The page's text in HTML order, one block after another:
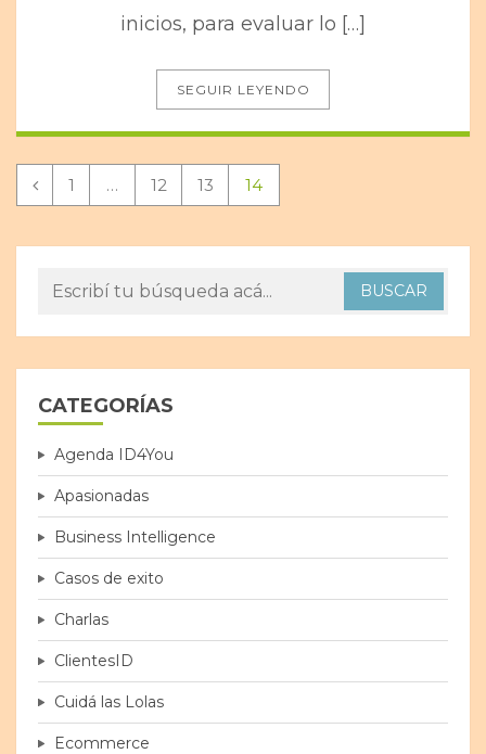
inicios, para evaluar lo […]
SEGUIR LEYENDO
1 … 12 13 14
CATEGORÍAS
Agenda ID4You
Apasionadas
Business Intelligence
Casos de exito
Charlas
ClientesID
Cuidá las Lolas
Ecommerce